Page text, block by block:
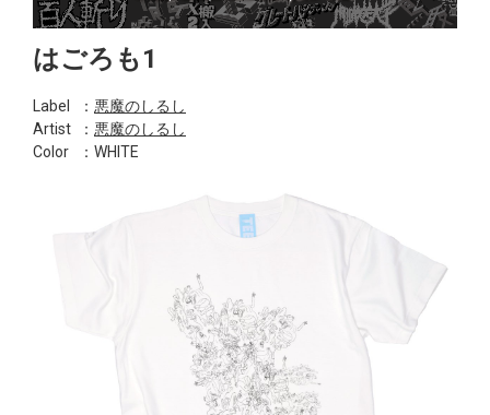
はごろも1
Label ： 悪魔のしるし
Artist
： 悪魔のしるし
Color
：WHITE